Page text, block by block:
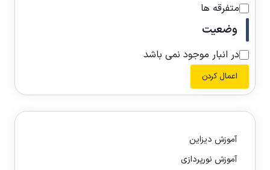
متفرقه ها
وضعیت
در انبار موجود نمی باشد
اعمال کردن
آموزش دیزاین
آموزش نورپردازی